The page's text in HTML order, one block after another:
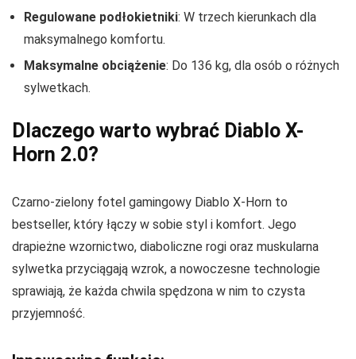
Regulowane podłokietniki: W trzech kierunkach dla
maksymalnego komfortu.
Maksymalne obciążenie: Do 136 kg, dla osób o różnych
sylwetkach.
Dlaczego warto wybrać Diablo X-
Horn 2.0?
Czarno-zielony fotel gamingowy Diablo X-Horn to
bestseller, który łączy w sobie styl i komfort. Jego
drapieżne wzornictwo, diaboliczne rogi oraz muskularna
sylwetka przyciągają wzrok, a nowoczesne technologie
sprawiają, że każda chwila spędzona w nim to czysta
przyjemność.